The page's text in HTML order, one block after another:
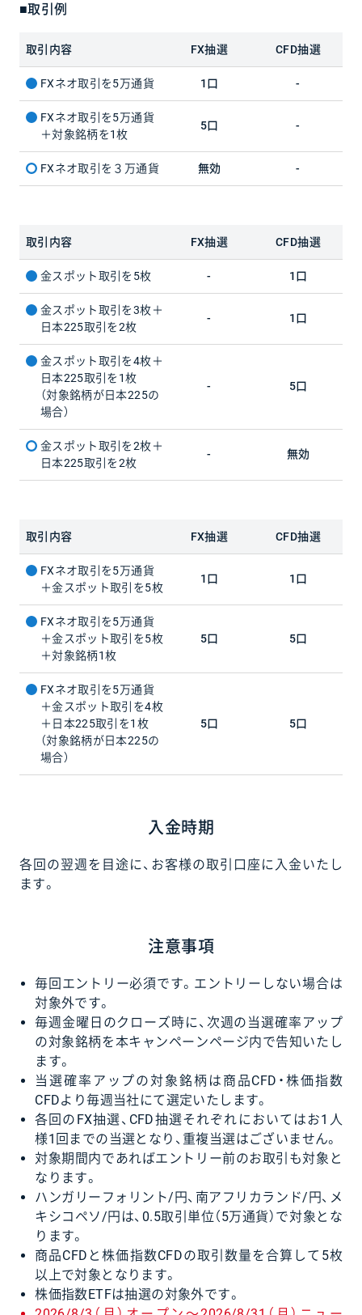
■取引例
取引内容 FX抽選 CFD抽選
FXネオ取引を5万通貨 1口 -
FXネオ取引を5万通貨
＋対象銘柄を1枚
5口 -
FXネオ取引を３万通貨 無効 -
取引内容 FX抽選 CFD抽選
金スポット取引を5枚 - 1口
金スポット取引を3枚＋
日本225取引を2枚
- 1口
金スポット取引を4枚＋
日本225取引を1枚
（対象銘柄が日本225の
場合）
- 5口
金スポット取引を2枚＋
日本225取引を2枚
- 無効
取引内容 FX抽選 CFD抽選
FXネオ取引を5万通貨
＋金スポット取引を5枚
1口 1口
FXネオ取引を5万通貨
＋金スポット取引を5枚
＋対象銘柄1枚
5口 5口
FXネオ取引を5万通貨
＋金スポット取引を4枚
＋日本225取引を1枚
（対象銘柄が日本225の
場合）
5口 5口
入金時期
各回の翌週を目途に、お客様の取引口座に入金いたし
ます。
注意事項
毎回エントリー必須です。エントリーしない場合は
対象外です。
毎週金曜日のクローズ時に、次週の当選確率アップ
の対象銘柄を本キャンペーンページ内で告知いたし
ます。
当選確率アップの対象銘柄は商品CFD・株価指数
CFDより毎週当社にて選定いたします。
各回のFX抽選、CFD抽選それぞれにおいてはお1人
様1回までの当選となり、重複当選はございません。
対象期間内であればエントリー前のお取引も対象と
なります。
ハンガリーフォリント/円、南アフリカランド/円、メ
キシコペソ/円は、0.5取引単位（5万通貨）で対象とな
ります。
商品CFDと株価指数CFDの取引数量を合算して5枚
以上で対象となります。
株価指数ETFは抽選の対象外です。